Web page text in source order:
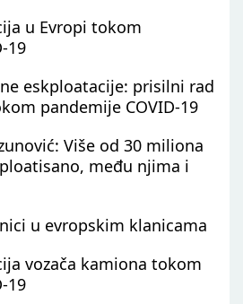
u Evropi tokom
19
eskploatacije: prisilni rad
pandemije COVID-19
Više od 30 miliona
među njima i
u evropskim klanicama
vozača kamiona tokom
19